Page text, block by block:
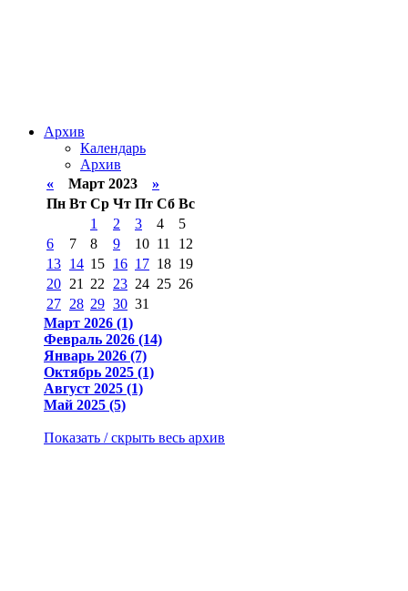
Архив
Календарь
Архив
« Март 2023 »
Пн Вт Ср Чт Пт Сб Вс
1
2 3 4
5
6
7 8 9 10 11
12
13 14 15 16 17 18 19
20 21 22 23 24 25 26
27 28 29 30 31
Март 2026 (1)
Февраль 2026 (14)
Январь 2026 (7)
Октябрь 2025 (1)
Август 2025 (1)
Май 2025 (5)
Показать / скрыть весь архив